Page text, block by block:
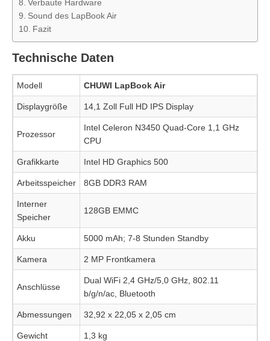
Verbaute Hardware
Sound des LapBook Air
Fazit
Technische Daten
Modell CHUWI LapBook Air
Displaygröße 14,1 Zoll Full HD IPS Display
Prozessor
Intel Celeron N3450 Quad-Core 1,1 GHz
CPU
Grafikkarte Intel HD Graphics 500
Arbeitsspeicher 8GB DDR3 RAM
Interner
Speicher
128GB EMMC
Akku 5000 mAh; 7-8 Stunden Standby
Kamera 2 MP Frontkamera
Anschlüsse
Dual WiFi 2,4 GHz/5,0 GHz, 802.11
b/g/n/ac, Bluetooth
Abmessungen 32,92 x 22,05 x 2,05 cm
Gewicht 1,3 kg